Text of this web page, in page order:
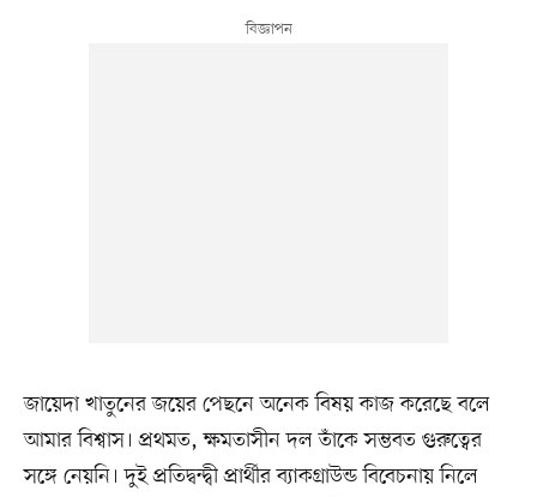
জায়েদা খাতুনের জয়ের পেছনে অনেক বিষয় কাজ করেছে বলে
আমার বিশ্বাস। প্রথমত, ক্ষমতাসীন দল তাঁকে সম্ভবত গুরুত্বের
সঙ্গে নেয়নি। দুই প্রতিদ্বন্দ্বী প্রার্থীর ব্যাকগ্রাউন্ড বিবেচনায় নিলে